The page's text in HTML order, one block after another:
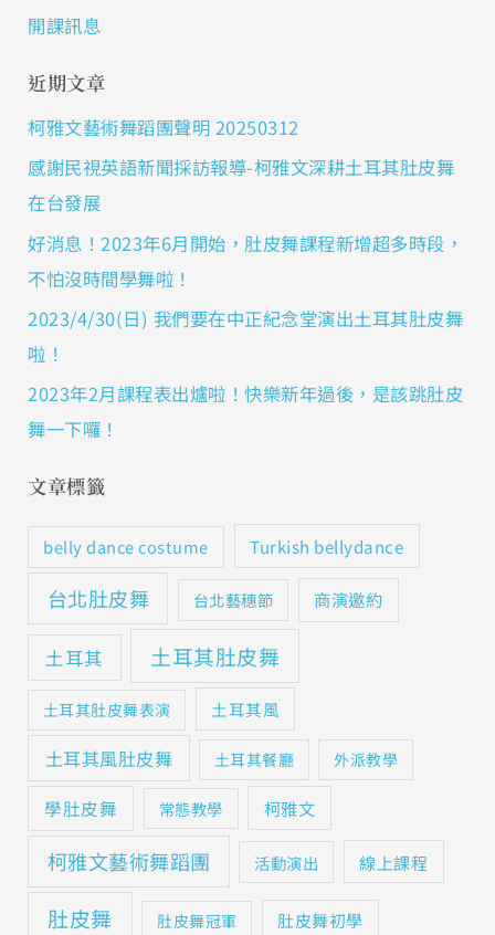
開課訊息
近期文章
柯雅文藝術舞蹈團聲明 20250312
感謝民視英語新聞採訪報導-柯雅文深耕土耳其肚皮舞
在台發展
好消息！2023年6月開始，肚皮舞課程新增超多時段，
不怕沒時間學舞啦！
2023/4/30(日) 我們要在中正紀念堂演出土耳其肚皮舞
啦！
2023年2月課程表出爐啦！快樂新年過後，是該跳肚皮
舞一下囉！
文章標籤
belly dance costume Turkish bellydance
台北肚皮舞 台北藝穗節 商演邀約
土耳其 土耳其肚皮舞
土耳其肚皮舞表演 土耳其風
土耳其風肚皮舞 土耳其餐廳 外派教學
學肚皮舞 常態教學 柯雅文
柯雅文藝術舞蹈團 活動演出 線上課程
肚皮舞 肚皮舞冠軍 肚皮舞初學